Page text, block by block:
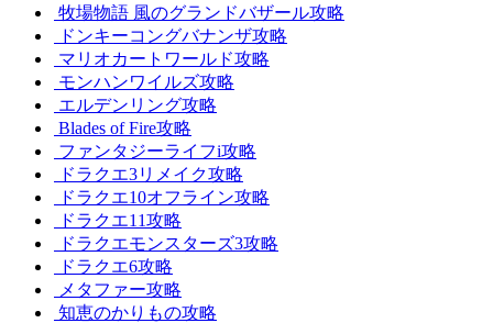
牧場物語 風のグランドバザール攻略
ドンキーコングバナンザ攻略
マリオカートワールド攻略
モンハンワイルズ攻略
エルデンリング攻略
Blades of Fire攻略
ファンタジーライフi攻略
ドラクエ3リメイク攻略
ドラクエ10オフライン攻略
ドラクエ11攻略
ドラクエモンスターズ3攻略
ドラクエ6攻略
メタファー攻略
知恵のかりもの攻略